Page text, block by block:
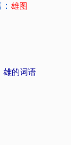
雄图
雄的词语